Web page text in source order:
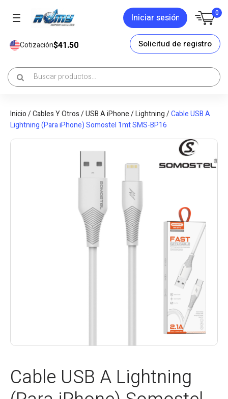
Iniciar sesión 0
Cotización$41.50 Solicitud de registro
Inicio/Cables Y Otros/USB A iPhone / Lightning/Cable USB A
Lightning (Para iPhone) Somostel 1mt SMS-BP16
Cable USB A Lightning